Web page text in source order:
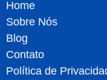
Home
Sobre Nós
Blog
Contato
Política de